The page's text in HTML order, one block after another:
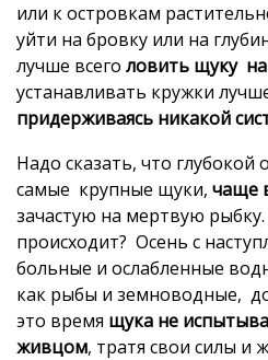
или к островкам
уйти на бровку или на
лучше всего ловить щуку
устанавливать кружки
придерживаясь никакой
Надо сказать, что
самые крупные щуки, чаще
зачастую на мертвую
происходит? Осень с
больные и ослабленные
как рыбы и земноводные,
это время щука не
живцом, тратя свои силы и